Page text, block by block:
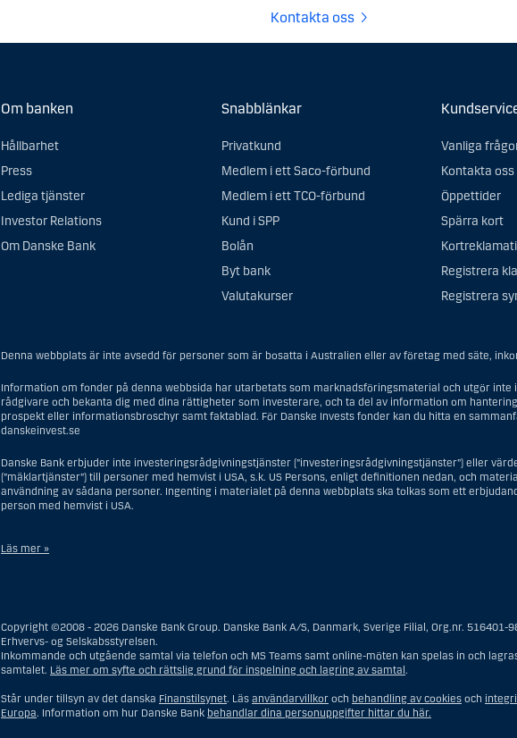
Kontakta oss
Om banken
Hållbarhet
Press
Lediga tjänster
Investor Relations
Om Danske Bank
Snabblänkar
Privatkund
Medlem i ett Saco-förbund
Medlem i ett TCO-förbund
Kund i SPP
Bolån
Byt bank
Valutakurser
Vanliga
Kontakta oss
Öppettider
Spärra kort
Registrera
Registrera
Denna webbplats är inte avsedd för personer som är bosatta i Australien eller av företag med säte,
Information om fonder på denna webbsida har utarbetats som marknadsföringsmaterial och utgör
rådgivare och bekanta dig med dina rättigheter som investerare, och ta del av information om
prospekt eller informationsbroschyr samt faktablad. För Danske Invests fonder kan du hitta en
danskeinvest.se
Danske Bank erbjuder inte investeringsrådgivningstjänster (”investeringsrådgivningstjänster”) eller
(”mäklartjänster”) till personer med hemvist i USA, s.k. US Persons, enligt definitionen nedan, och
användning av sådana personer. Ingenting i materialet på denna webbplats ska tolkas som ett
person med hemvist i USA.
Läs mer »
person som saknar hemvist i USA, har eller delar rätten till investeringsbeslut, eller ett dödsbo för
boutredningsman, om inte dödsboet styrs av utländsk lag och en non-US Person har eller delar rätten
förvaltning och som innehas till förmån för en person med hemvist i USA eller ett konto kopplat till
förvaltare, om inte detta innehas till förmån för en person utan hemvist i USA, eller enheter som
När det gäller mäklartjänster är en US Person en kund som befinner sig i USA, förutom en kund som
Copyright ©2008 - 2026 Danske Bank Group. Danske Bank A/S, Danmark, Sverige Filial, Org.nr. 516401-
Erhvervs- og Selskabsstyrelsen.
Inkommande och utgående samtal via telefon och MS Teams samt online-möten kan spelas in och
samtalet. Läs mer om syfte och rättslig grund för inspelning och lagring av samtal .
Står under tillsyn av det danska Finanstilsynet. Läs användarvillkor och behandling av cookies och
Europa. Information om hur Danske Bank behandlar dina personuppgifter hittar du här.